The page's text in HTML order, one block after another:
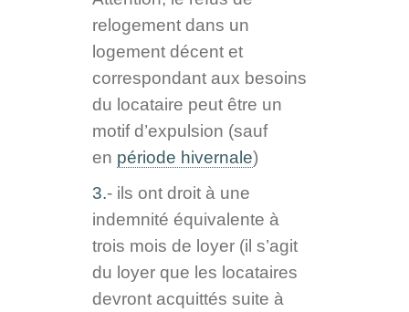
relogement dans un
logement décent et
correspondant aux besoins
du locataire peut être un
motif d’expulsion (sauf
en période hivernale)
3.- ils ont droit à une
indemnité équivalente à
trois mois de loyer (il s’agit
du loyer que les locataires
devront acquittés suite à